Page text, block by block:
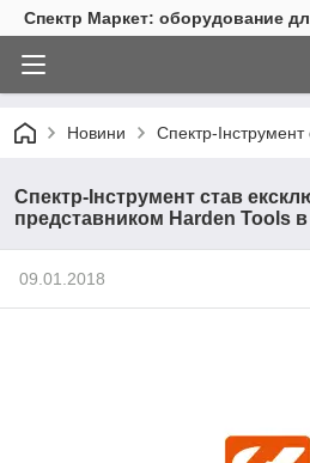
Спектр Маркет: оборудование
Новини Спектр-
Спектр-Інструмент став
представником Harden Tools в
09.01.2018